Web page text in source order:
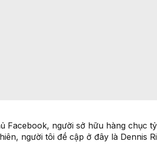
Facebook, người sở hữu hàng chục
người tôi đề cập ở đây là Dennis